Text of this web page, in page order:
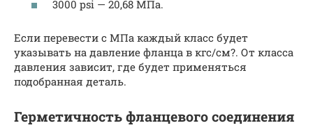
3000 psi — 20,68 МПа.
Если перевести с МПа каждый класс будет
указывать на давление фланца в кгс/см?. От класса
давления зависит, где будет применяться
подобранная деталь.
Герметичность фланцевого соединения